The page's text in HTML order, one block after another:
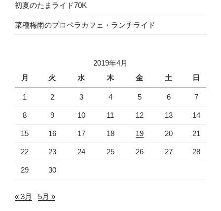
初夏のたまライド70K
菜種梅雨のプロペラカフェ・ランチライド
2019年4月
月
火 水 木 金 土 日
1 2 3 4 5 6 7
8 9 10 11 12 13 14
15 16 17 18 19 20 21
22 23 24 25 26 27 28
29 30
« 3月 5月 »